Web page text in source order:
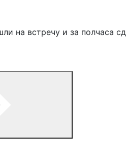
на встречу и за полчаса